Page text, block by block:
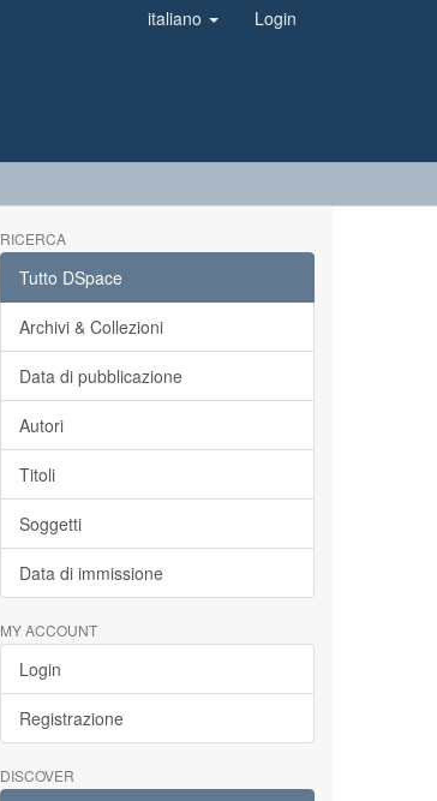
italiano Login
RICERCA
Tutto DSpace
Archivi & Collezioni
Data di pubblicazione
Autori
Titoli
Soggetti
Data di immissione
MY ACCOUNT
Login
Registrazione
DISCOVER